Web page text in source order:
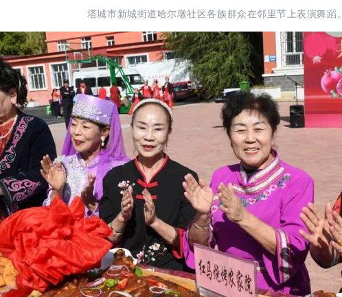
塔城市新城街道哈尔墩社区各族群众在邻里节上表演舞蹈。